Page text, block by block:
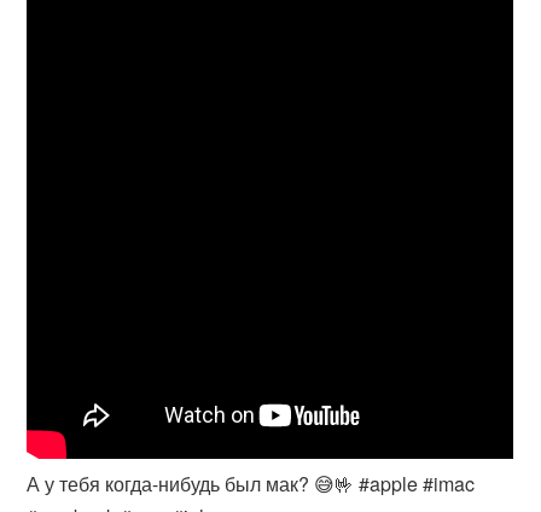
А у тебя когда-нибудь был мак? 😅🤟 #apple #imac